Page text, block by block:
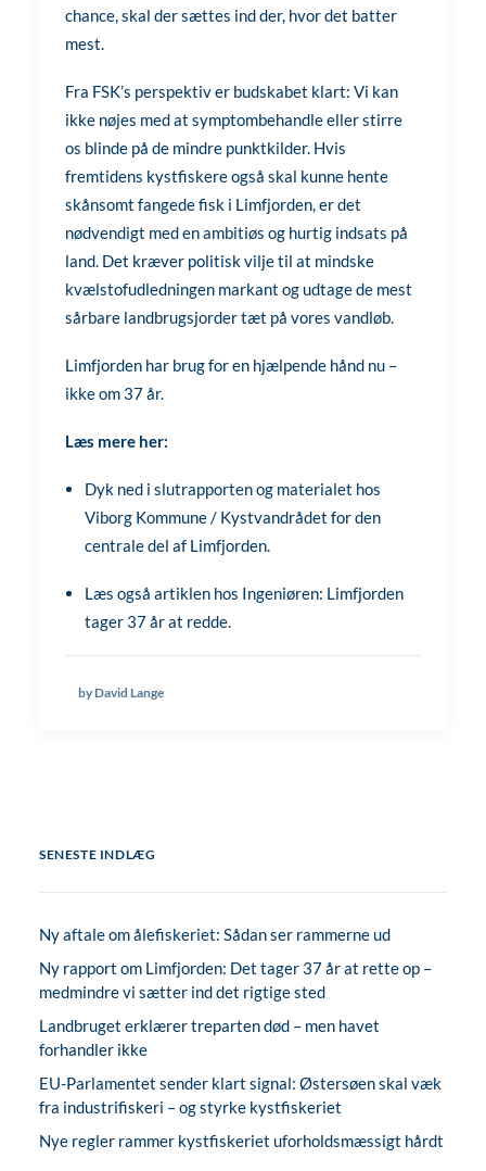
chance, skal der sættes ind der, hvor det batter
mest.
Fra FSK’s perspektiv er budskabet klart: Vi kan
ikke nøjes med at symptombehandle eller stirre
os blinde på de mindre punktkilder. Hvis
fremtidens kystfiskere også skal kunne hente
skånsomt fangede fisk i Limfjorden, er det
nødvendigt med en ambitiøs og hurtig indsats på
land. Det kræver politisk vilje til at mindske
kvælstofudledningen markant og udtage de mest
sårbare landbrugsjorder tæt på vores vandløb.
Limfjorden har brug for en hjælpende hånd nu –
ikke om 37 år.
Læs mere her:
Dyk ned i slutrapporten og materialet hos
Viborg Kommune / Kystvandrådet for den
centrale del af Limfjorden.
Læs også artiklen hos Ingeniøren: Limfjorden
tager 37 år at redde.
by David Lange
SENESTE INDLÆG
Ny aftale om ålefiskeriet: Sådan ser rammerne ud
Ny rapport om Limfjorden: Det tager 37 år at rette op –
medmindre vi sætter ind det rigtige sted
Landbruget erklærer treparten død – men havet
forhandler ikke
EU-Parlamentet sender klart signal: Østersøen skal væk
fra industrifiskeri – og styrke kystfiskeriet
Nye regler rammer kystfiskeriet uforholdsmæssigt hårdt